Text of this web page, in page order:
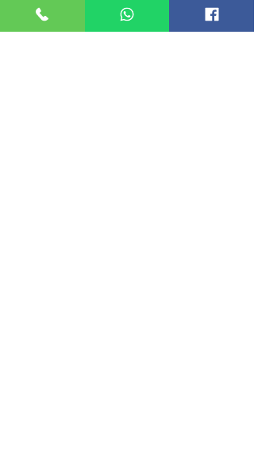
חגורת אחיזה פטנטית לנשיאה